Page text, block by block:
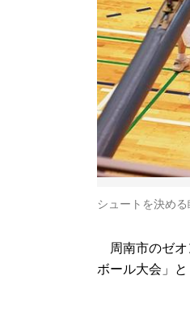
シュートを決め
周南市のゼオ
ボール大会」